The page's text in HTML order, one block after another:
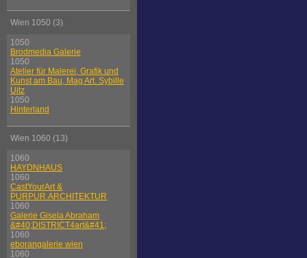
Wien 1050 (3)
1050
Brodmedia Galerie
1050
Atelier für Malerei, Grafik und
Kunst am Bau, Mag Art. Sybille
Uitz
1050
Hinterland
Wien 1060 (13)
1060
HAYDNHAUS
1060
CastYourArt &
PURPUR.ARCHITEKTUR
1060
Galerie Gisela Abraham
&#40;DISTRICT4art&#41;
1060
eborangalerie wien
1060